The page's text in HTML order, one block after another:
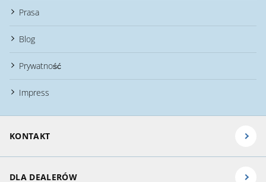
Prasa
Blog
Prywatność
Impress
KONTAKT
DLA DEALERÓW